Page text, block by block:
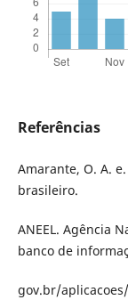
Referências
Amarante, O. A.
brasileiro.
ANEEL. Agência
banco de
gov.br/